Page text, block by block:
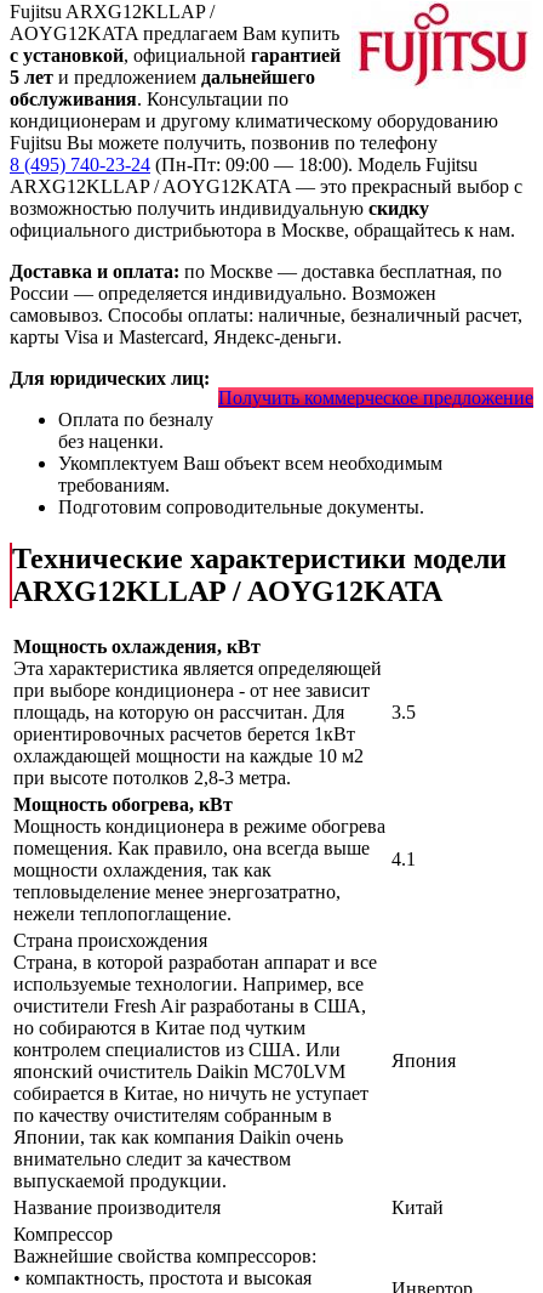
Fujitsu ARXG12KLLAP /
AOYG12KATA предлагаем Вам купить
с установкой, официальной гарантией
5 лет и предложением дальнейшего
обслуживания. Консультации по
кондиционерам и другому климатическому оборудованию
Fujitsu Вы можете получить, позвонив по телефону
8 (495) 740-23-24 (Пн-Пт: 09:00 — 18:00). Модель Fujitsu
ARXG12KLLAP / AOYG12KATA — это прекрасный выбор с
возможностью получить индивидуальную скидку
официального дистрибьютора в Москве, обращайтесь к нам.
Доставка и оплата: по Москве — доставка бесплатная, по
России — определяется индивидуально. Возможен
самовывоз. Способы оплаты: наличные, безналичный расчет,
карты Visa и Mastercard, Яндекс-деньги.
Получить коммерческое предложение
Для юридических лиц:
Оплата по безналу
без наценки.
Укомплектуем Ваш объект всем необходимым
требованиям.
Подготовим сопроводительные документы.
Технические характеристики модели
ARXG12KLLAP / AOYG12KATA
Мощность охлаждения, кВт
Эта характеристика является определяющей
при выборе кондиционера - от нее зависит
площадь, на которую он рассчитан. Для
ориентировочных расчетов берется 1кВт
охлаждающей мощности на каждые 10 м2
при высоте потолков 2,8-3 метра.
3.5
Мощность обогрева, кВт
Мощность кондиционера в режиме обогрева
помещения. Как правило, она всегда выше
мощности охлаждения, так как
тепловыделение менее энергозатратно,
нежели теплопоглащение.
4.1
Страна происхождения
Страна, в которой разработан аппарат и все
используемые технологии. Например, все
очистители Fresh Air разработаны в США,
но собираются в Китае под чутким
контролем специалистов из США. Или
японский очиститель Daikin MC70LVM
собирается в Китае, но ничуть не уступает
по качеству очистителям собранным в
Японии, так как компания Daikin очень
внимательно следит за качеством
выпускаемой продукции.
Япония
Название производителя
Китай
Компрессор
Важнейшие свойства компрессоров:
• компактность, простота и высокая
Инвертор